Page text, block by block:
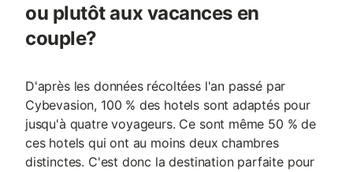
ou plutôt aux vacances en
couple?
D'après les données récoltées l'an passé par
Cybevasion, 100 % des hotels sont adaptés pour
jusqu'à quatre voyageurs. Ce sont même 50 % de
ces hotels qui ont au moins deux chambres
distinctes. C'est donc la destination parfaite pour